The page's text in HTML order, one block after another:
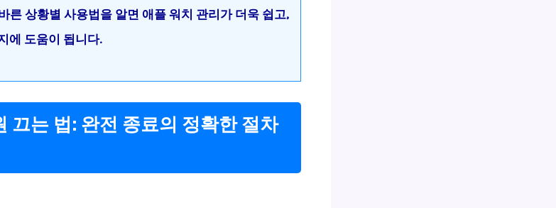
른 상황별 사용법을 알면 애플 워치 관리가 더욱 쉽고,
에 도움이 됩니다.
끄는 법: 완전 종료의 정확한 절차